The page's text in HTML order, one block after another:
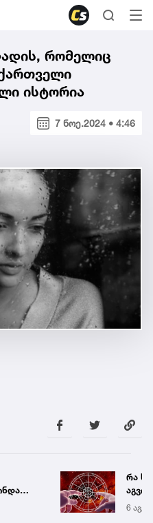
რომელიც
ისტორია
7 ნოე.2024 • 4:46
რა
6 აგვ